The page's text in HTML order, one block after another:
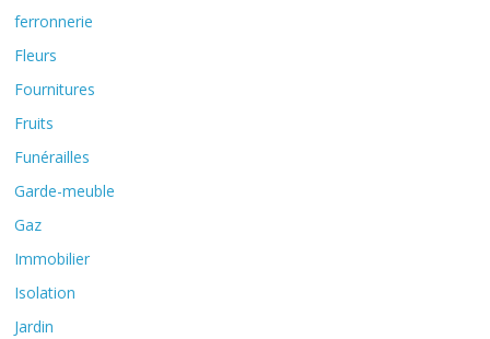
ferronnerie
Fleurs
Fournitures
Fruits
Funérailles
Garde-meuble
Gaz
Immobilier
Isolation
Jardin